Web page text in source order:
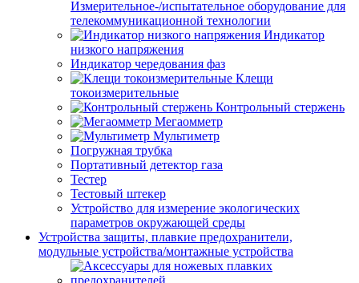
Измерительное-/испытательное оборудование для
телекоммуникационной технологии
Индикатор
низкого напряжения
Индикатор чередования фаз
Клещи
токоизмерительные
Контрольный стержень
Мегаомметр
Мультиметр
Погружная трубка
Портативный детектор газа
Тестер
Тестовый штекер
Устройство для измерение экологических
параметров окружающей среды
Устройства защиты, плавкие предохранители,
модульные устройства/монтажные устройства